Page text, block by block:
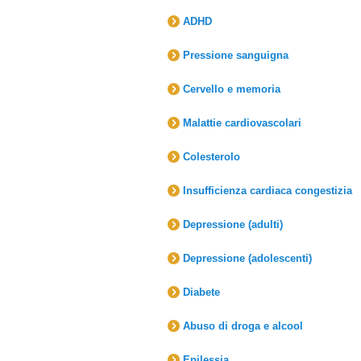
ADHD
Pressione sanguigna
Cervello e memoria
Malattie cardiovascolari
Colesterolo
Insufficienza cardiaca congestizia
Depressione (adulti)
Depressione (adolescenti)
Diabete
Abuso di droga e alcool